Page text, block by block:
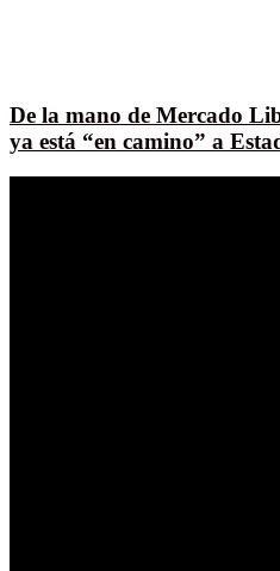
De la mano de Mercado
ya está “en camino” a